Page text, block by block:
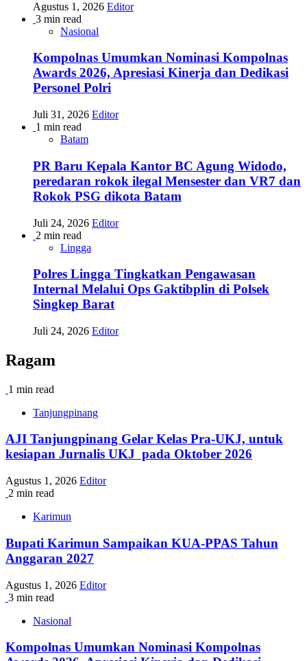
Agustus 1, 2026 Editor
3 min read
Nasional
Kompolnas Umumkan Nominasi Kompolnas
Awards 2026, Apresiasi Kinerja dan Dedikasi
Personel Polri
Juli 31, 2026 Editor
1 min read
Batam
PR Baru Kepala Kantor BC Agung Widodo,
peredaran rokok ilegal Mensester dan VR7 dan
Rokok PSG dikota Batam
Juli 24, 2026 Editor
2 min read
Lingga
Polres Lingga Tingkatkan Pengawasan
Internal Melalui Ops Gaktibplin di Polsek
Singkep Barat
Juli 24, 2026 Editor
Ragam
1 min read
Tanjungpinang
AJI Tanjungpinang Gelar Kelas Pra-UKJ, untuk
kesiapan Jurnalis UKJ pada Oktober 2026
Agustus 1, 2026 Editor
2 min read
Karimun
Bupati Karimun Sampaikan KUA-PPAS Tahun
Anggaran 2027
Agustus 1, 2026 Editor
3 min read
Nasional
Kompolnas Umumkan Nominasi Kompolnas